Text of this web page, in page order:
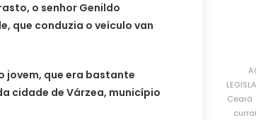
o senhor Genildo
que conduzia o veículo van
jovem, que era bastante
cidade de Várzea, município
Ceará